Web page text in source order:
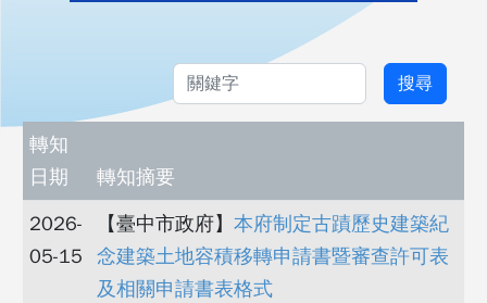
關鍵字 搜尋
轉知
日期
轉知摘要
2026-
05-15
【臺中市政府】本府制定古蹟歷史建築紀
念建築土地容積移轉申請書暨審查許可表
及相關申請書表格式